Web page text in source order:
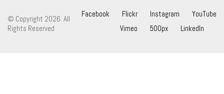
Facebook Flickr Instagram
YouTube
Vimeo
500px LinkedIn
© Copyright 2026. All
Rights Reserved